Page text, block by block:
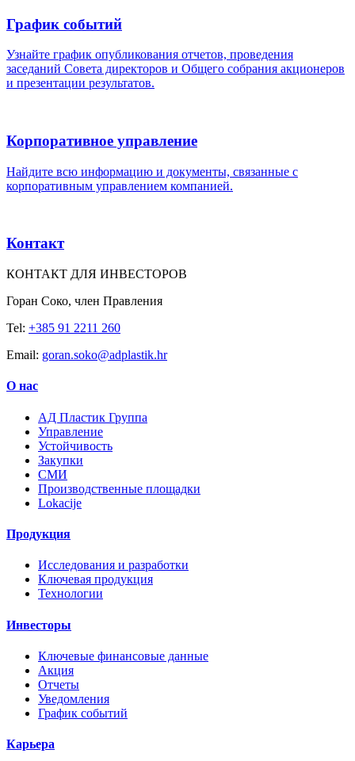
График событий
Узнайте график опубликования отчетов, проведения
заседаний Совета директоров и Общего собрания акционеров
и презентации результатов.
Корпоративное управление
Найдите всю информацию и документы, связанные с
корпоративным управлением компанией.
Контакт
КОНТАКТ ДЛЯ ИНВЕСТОРОВ
Горан Соко, член Правления
Tel: +385 91 2211 260
Email: goran.soko@adplastik.hr
О нас
AД Пластик Группа
Управление
Устойчивость
Закупки
СМИ
Производственные площадки
Lokacije
Продукция
Исследования и разработки
Ключевая продукция
Технологии
Инвесторы
Ключевые финансовые данные
Акция
Отчеты
Уведомления
График событий
Карьера